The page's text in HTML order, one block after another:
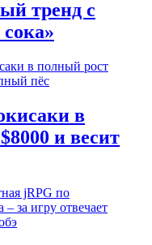
тренд с
в
и весит